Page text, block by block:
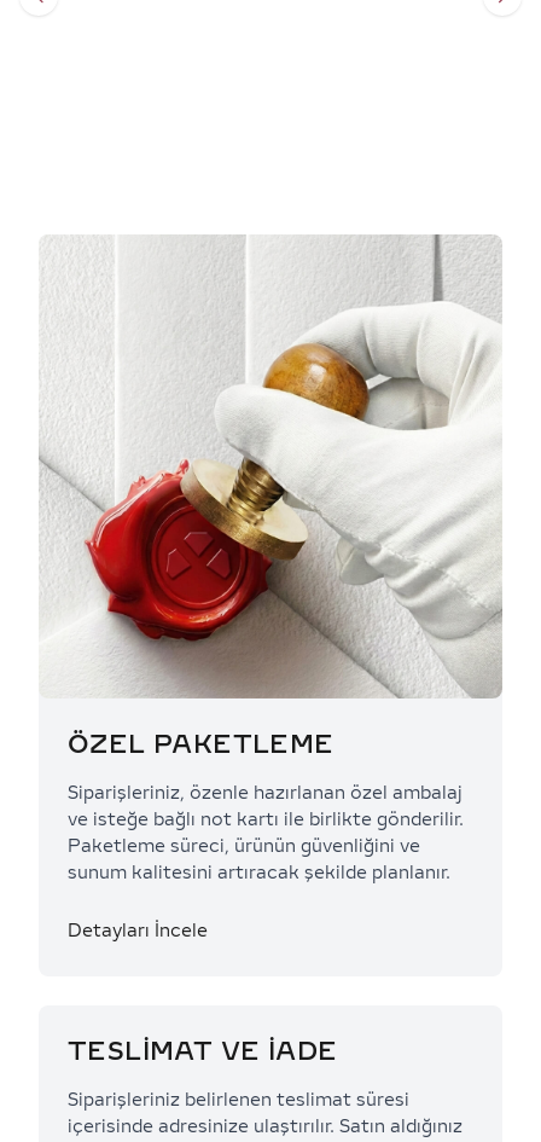
ÖZEL PAKETLEME
Siparişleriniz, özenle hazırlanan özel ambalaj
ve isteğe bağlı not kartı ile birlikte gönderilir.
Paketleme süreci, ürünün güvenliğini ve
sunum kalitesini artıracak şekilde planlanır.
Detayları İncele
TESLİMAT VE İADE
Siparişleriniz belirlenen teslimat süresi
içerisinde adresinize ulaştırılır. Satın aldığınız